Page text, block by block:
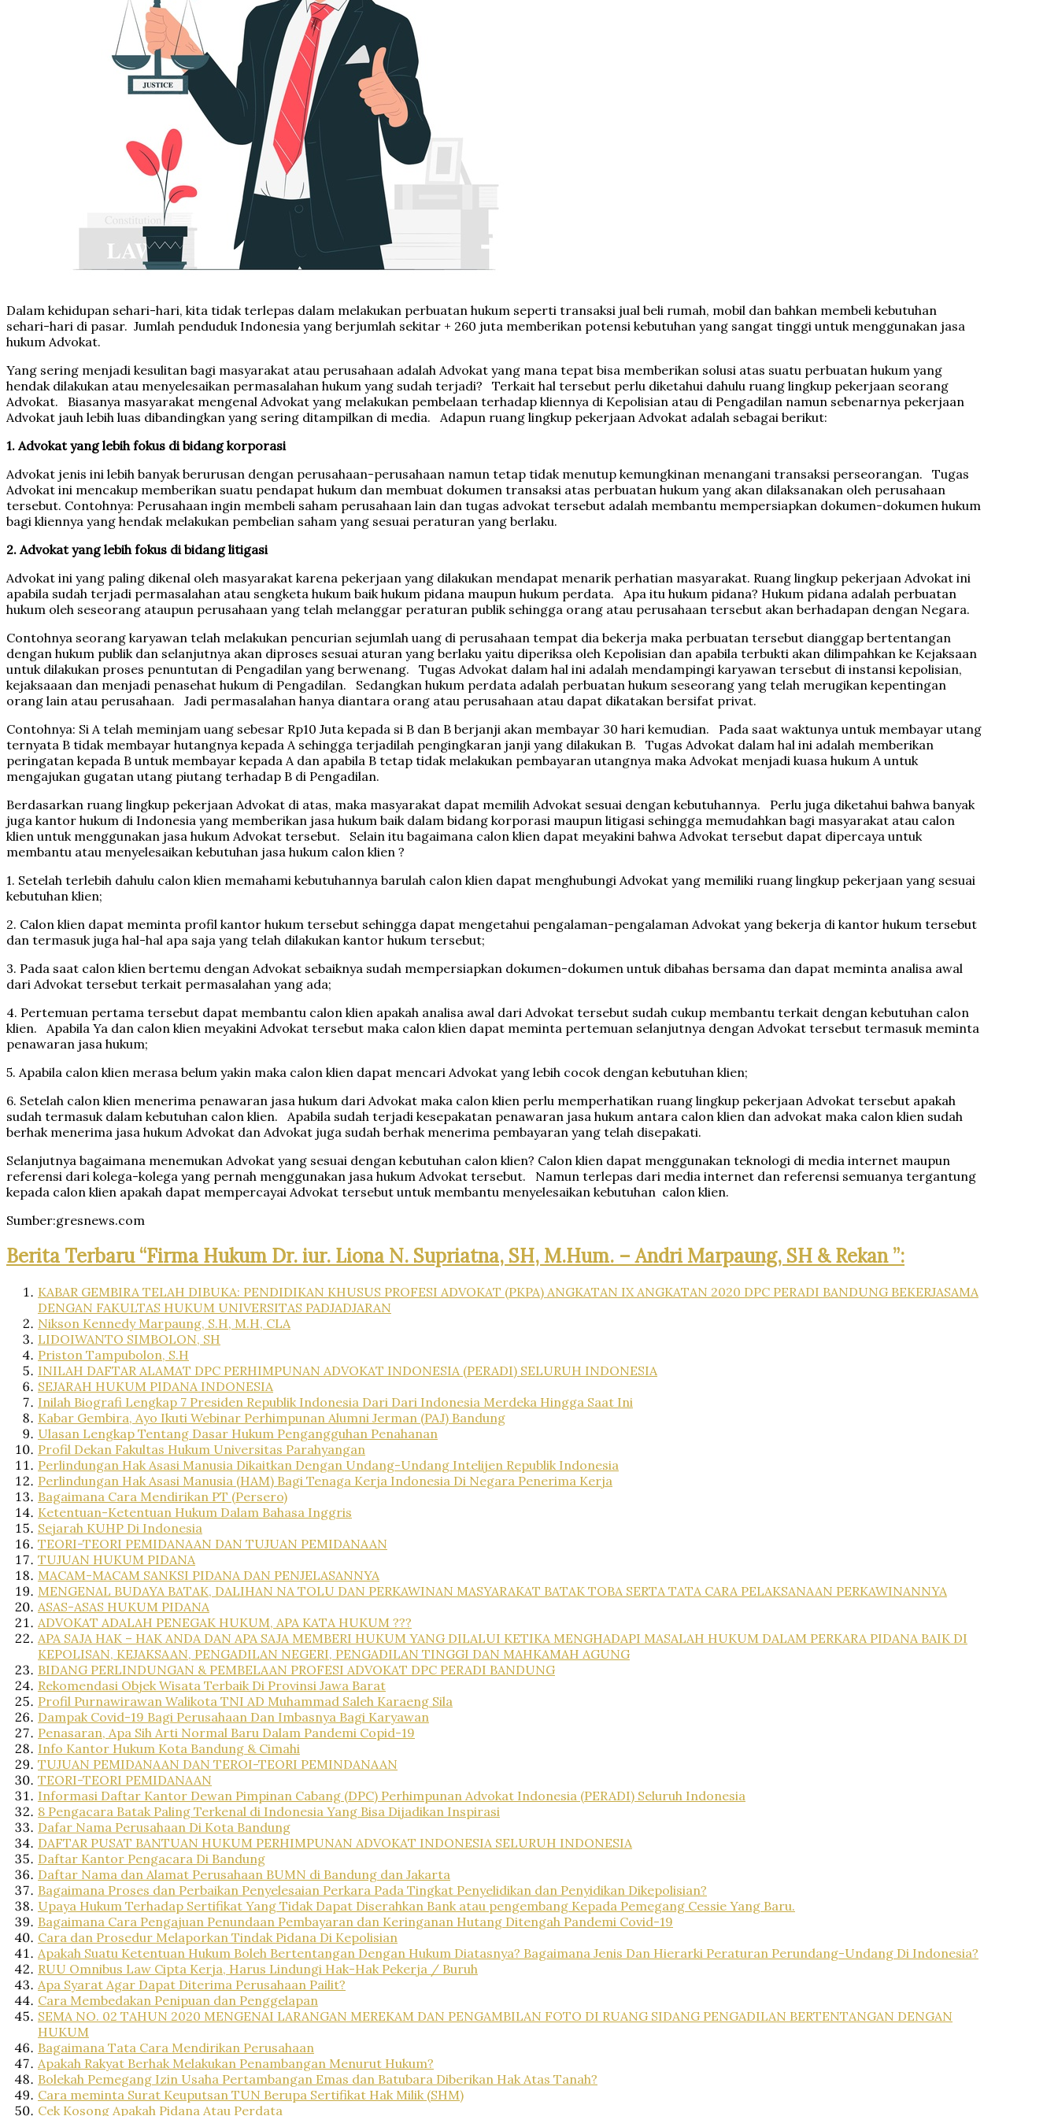
Dalam kehidupan sehari-hari, kita tidak terlepas dalam melakukan perbuatan hukum seperti transaksi jual beli rumah, mobil dan bahkan membeli kebutuhan
sehari-hari di pasar. Jumlah penduduk Indonesia yang berjumlah sekitar + 260 juta memberikan potensi kebutuhan yang sangat tinggi untuk menggunakan jasa
hukum Advokat.
Yang sering menjadi kesulitan bagi masyarakat atau perusahaan adalah Advokat yang mana tepat bisa memberikan solusi atas suatu perbuatan hukum yang
hendak dilakukan atau menyelesaikan permasalahan hukum yang sudah terjadi? Terkait hal tersebut perlu diketahui dahulu ruang lingkup pekerjaan seorang
Advokat. Biasanya masyarakat mengenal Advokat yang melakukan pembelaan terhadap kliennya di Kepolisian atau di Pengadilan namun sebenarnya pekerjaan
Advokat jauh lebih luas dibandingkan yang sering ditampilkan di media. Adapun ruang lingkup pekerjaan Advokat adalah sebagai berikut:
1. Advokat yang lebih fokus di bidang korporasi
Advokat jenis ini lebih banyak berurusan dengan perusahaan-perusahaan namun tetap tidak menutup kemungkinan menangani transaksi perseorangan. Tugas
Advokat ini mencakup memberikan suatu pendapat hukum dan membuat dokumen transaksi atas perbuatan hukum yang akan dilaksanakan oleh perusahaan
tersebut. Contohnya: Perusahaan ingin membeli saham perusahaan lain dan tugas advokat tersebut adalah membantu mempersiapkan dokumen-dokumen hukum
bagi kliennya yang hendak melakukan pembelian saham yang sesuai peraturan yang berlaku.
2. Advokat yang lebih fokus di bidang litigasi
Advokat ini yang paling dikenal oleh masyarakat karena pekerjaan yang dilakukan mendapat menarik perhatian masyarakat. Ruang lingkup pekerjaan Advokat ini
apabila sudah terjadi permasalahan atau sengketa hukum baik hukum pidana maupun hukum perdata. Apa itu hukum pidana? Hukum pidana adalah perbuatan
hukum oleh seseorang ataupun perusahaan yang telah melanggar peraturan publik sehingga orang atau perusahaan tersebut akan berhadapan dengan Negara.
Contohnya seorang karyawan telah melakukan pencurian sejumlah uang di perusahaan tempat dia bekerja maka perbuatan tersebut dianggap bertentangan
dengan hukum publik dan selanjutnya akan diproses sesuai aturan yang berlaku yaitu diperiksa oleh Kepolisian dan apabila terbukti akan dilimpahkan ke Kejaksaan
untuk dilakukan proses penuntutan di Pengadilan yang berwenang. Tugas Advokat dalam hal ini adalah mendampingi karyawan tersebut di instansi kepolisian,
kejaksaaan dan menjadi penasehat hukum di Pengadilan. Sedangkan hukum perdata adalah perbuatan hukum seseorang yang telah merugikan kepentingan
orang lain atau perusahaan. Jadi permasalahan hanya diantara orang atau perusahaan atau dapat dikatakan bersifat privat.
Contohnya: Si A telah meminjam uang sebesar Rp10 Juta kepada si B dan B berjanji akan membayar 30 hari kemudian. Pada saat waktunya untuk membayar utang
ternyata B tidak membayar hutangnya kepada A sehingga terjadilah pengingkaran janji yang dilakukan B. Tugas Advokat dalam hal ini adalah memberikan
peringatan kepada B untuk membayar kepada A dan apabila B tetap tidak melakukan pembayaran utangnya maka Advokat menjadi kuasa hukum A untuk
mengajukan gugatan utang piutang terhadap B di Pengadilan.
Berdasarkan ruang lingkup pekerjaan Advokat di atas, maka masyarakat dapat memilih Advokat sesuai dengan kebutuhannya. Perlu juga diketahui bahwa banyak
juga kantor hukum di Indonesia yang memberikan jasa hukum baik dalam bidang korporasi maupun litigasi sehingga memudahkan bagi masyarakat atau calon
klien untuk menggunakan jasa hukum Advokat tersebut. Selain itu bagaimana calon klien dapat meyakini bahwa Advokat tersebut dapat dipercaya untuk
membantu atau menyelesaikan kebutuhan jasa hukum calon klien ?
1. Setelah terlebih dahulu calon klien memahami kebutuhannya barulah calon klien dapat menghubungi Advokat yang memiliki ruang lingkup pekerjaan yang sesuai
kebutuhan klien;
2. Calon klien dapat meminta profil kantor hukum tersebut sehingga dapat mengetahui pengalaman-pengalaman Advokat yang bekerja di kantor hukum tersebut
dan termasuk juga hal-hal apa saja yang telah dilakukan kantor hukum tersebut;
3. Pada saat calon klien bertemu dengan Advokat sebaiknya sudah mempersiapkan dokumen-dokumen untuk dibahas bersama dan dapat meminta analisa awal
dari Advokat tersebut terkait permasalahan yang ada;
4. Pertemuan pertama tersebut dapat membantu calon klien apakah analisa awal dari Advokat tersebut sudah cukup membantu terkait dengan kebutuhan calon
klien. Apabila Ya dan calon klien meyakini Advokat tersebut maka calon klien dapat meminta pertemuan selanjutnya dengan Advokat tersebut termasuk meminta
penawaran jasa hukum;
5. Apabila calon klien merasa belum yakin maka calon klien dapat mencari Advokat yang lebih cocok dengan kebutuhan klien;
6. Setelah calon klien menerima penawaran jasa hukum dari Advokat maka calon klien perlu memperhatikan ruang lingkup pekerjaan Advokat tersebut apakah
sudah termasuk dalam kebutuhan calon klien. Apabila sudah terjadi kesepakatan penawaran jasa hukum antara calon klien dan advokat maka calon klien sudah
berhak menerima jasa hukum Advokat dan Advokat juga sudah berhak menerima pembayaran yang telah disepakati.
Selanjutnya bagaimana menemukan Advokat yang sesuai dengan kebutuhan calon klien? Calon klien dapat menggunakan teknologi di media internet maupun
referensi dari kolega-kolega yang pernah menggunakan jasa hukum Advokat tersebut. Namun terlepas dari media internet dan referensi semuanya tergantung
kepada calon klien apakah dapat mempercayai Advokat tersebut untuk membantu menyelesaikan kebutuhan calon klien.
Sumber:gresnews.com
Berita Terbaru “Firma Hukum Dr. iur. Liona N. Supriatna, SH, M.Hum. – Andri Marpaung, SH & Rekan ”:
KABAR GEMBIRA TELAH DIBUKA: PENDIDIKAN KHUSUS PROFESI ADVOKAT (PKPA) ANGKATAN IX ANGKATAN 2020 DPC PERADI BANDUNG BEKERJASAMA
DENGAN FAKULTAS HUKUM UNIVERSITAS PADJADJARAN
Nikson Kennedy Marpaung, S.H, M.H, CLA
LIDOIWANTO SIMBOLON, SH
Priston Tampubolon, S.H
INILAH DAFTAR ALAMAT DPC PERHIMPUNAN ADVOKAT INDONESIA (PERADI) SELURUH INDONESIA
SEJARAH HUKUM PIDANA INDONESIA
Inilah Biografi Lengkap 7 Presiden Republik Indonesia Dari Dari Indonesia Merdeka Hingga Saat Ini
Kabar Gembira, Ayo Ikuti Webinar Perhimpunan Alumni Jerman (PAJ) Bandung
Ulasan Lengkap Tentang Dasar Hukum Pengangguhan Penahanan
Profil Dekan Fakultas Hukum Universitas Parahyangan
Perlindungan Hak Asasi Manusia Dikaitkan Dengan Undang-Undang Intelijen Republik Indonesia
Perlindungan Hak Asasi Manusia (HAM) Bagi Tenaga Kerja Indonesia Di Negara Penerima Kerja
Bagaimana Cara Mendirikan PT (Persero)
Ketentuan-Ketentuan Hukum Dalam Bahasa Inggris
Sejarah KUHP Di Indonesia
TEORI-TEORI PEMIDANAAN DAN TUJUAN PEMIDANAAN
TUJUAN HUKUM PIDANA
MACAM-MACAM SANKSI PIDANA DAN PENJELASANNYA
MENGENAL BUDAYA BATAK, DALIHAN NA TOLU DAN PERKAWINAN MASYARAKAT BATAK TOBA SERTA TATA CARA PELAKSANAAN PERKAWINANNYA
ASAS-ASAS HUKUM PIDANA
ADVOKAT ADALAH PENEGAK HUKUM, APA KATA HUKUM ???
APA SAJA HAK – HAK ANDA DAN APA SAJA MEMBERI HUKUM YANG DILALUI KETIKA MENGHADAPI MASALAH HUKUM DALAM PERKARA PIDANA BAIK DI
KEPOLISAN, KEJAKSAAN, PENGADILAN NEGERI, PENGADILAN TINGGI DAN MAHKAMAH AGUNG
BIDANG PERLINDUNGAN & PEMBELAAN PROFESI ADVOKAT DPC PERADI BANDUNG
Rekomendasi Objek Wisata Terbaik Di Provinsi Jawa Barat
Profil Purnawirawan Walikota TNI AD Muhammad Saleh Karaeng Sila
Dampak Covid-19 Bagi Perusahaan Dan Imbasnya Bagi Karyawan
Penasaran, Apa Sih Arti Normal Baru Dalam Pandemi Copid-19
Info Kantor Hukum Kota Bandung & Cimahi
TUJUAN PEMIDANAAN DAN TEROI-TEORI PEMINDANAAN
TEORI-TEORI PEMIDANAAN
Informasi Daftar Kantor Dewan Pimpinan Cabang (DPC) Perhimpunan Advokat Indonesia (PERADI) Seluruh Indonesia
8 Pengacara Batak Paling Terkenal di Indonesia Yang Bisa Dijadikan Inspirasi
Dafar Nama Perusahaan Di Kota Bandung
DAFTAR PUSAT BANTUAN HUKUM PERHIMPUNAN ADVOKAT INDONESIA SELURUH INDONESIA
Daftar Kantor Pengacara Di Bandung
Daftar Nama dan Alamat Perusahaan BUMN di Bandung dan Jakarta
Bagaimana Proses dan Perbaikan Penyelesaian Perkara Pada Tingkat Penyelidikan dan Penyidikan Dikepolisian?
Upaya Hukum Terhadap Sertifikat Yang Tidak Dapat Diserahkan Bank atau pengembang Kepada Pemegang Cessie Yang Baru.
Bagaimana Cara Pengajuan Penundaan Pembayaran dan Keringanan Hutang Ditengah Pandemi Covid-19
Cara dan Prosedur Melaporkan Tindak Pidana Di Kepolisian
Apakah Suatu Ketentuan Hukum Boleh Bertentangan Dengan Hukum Diatasnya? Bagaimana Jenis Dan Hierarki Peraturan Perundang-Undang Di Indonesia?
RUU Omnibus Law Cipta Kerja, Harus Lindungi Hak-Hak Pekerja / Buruh
Apa Syarat Agar Dapat Diterima Perusahaan Pailit?
Cara Membedakan Penipuan dan Penggelapan
SEMA NO. 02 TAHUN 2020 MENGENAI LARANGAN MEREKAM DAN PENGAMBILAN FOTO DI RUANG SIDANG PENGADILAN BERTENTANGAN DENGAN
HUKUM
Bagaimana Tata Cara Mendirikan Perusahaan
Apakah Rakyat Berhak Melakukan Penambangan Menurut Hukum?
Bolekah Pemegang Izin Usaha Pertambangan Emas dan Batubara Diberikan Hak Atas Tanah?
Cara meminta Surat Keuputsan TUN Berupa Sertifikat Hak Milik (SHM)
Cek Kosong Apakah Pidana Atau Perdata